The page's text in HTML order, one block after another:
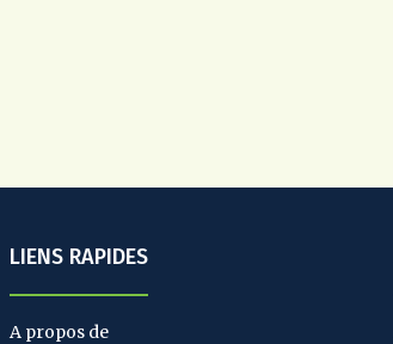
LIENS RAPIDES
A propos de